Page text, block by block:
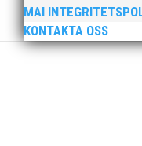
MAI
KONTAKTA OSS
Peter
sista dag